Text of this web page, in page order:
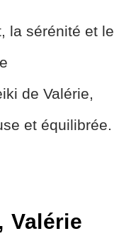
la sérénité et le
de Valérie,
et équilibrée.
Valérie